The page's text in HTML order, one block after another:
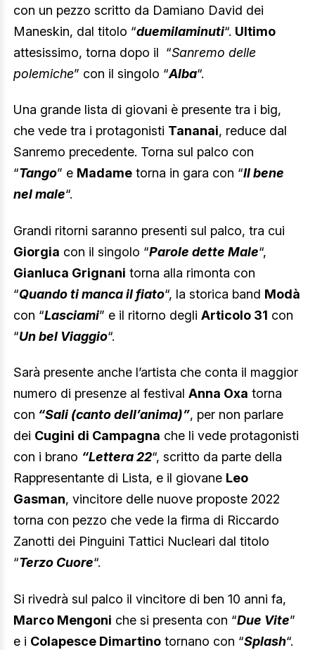
con un pezzo scritto da Damiano David dei
Maneskin, dal titolo “duemilaminuti“. Ultimo
attesissimo, torna dopo il “Sanremo delle
polemiche” con il singolo “Alba“.
Una grande lista di giovani è presente tra i big,
che vede tra i protagonisti Tananai, reduce dal
Sanremo precedente. Torna sul palco con
“Tango” e Madame torna in gara con “Il bene
nel male“.
Grandi ritorni saranno presenti sul palco, tra cui
Giorgia con il singolo “Parole dette Male“,
Gianluca Grignani torna alla rimonta con
“Quando ti manca il fiato“, la storica band Modà
con “Lasciami” e il ritorno degli Articolo 31 con
“Un bel Viaggio“.
Sarà presente anche l’artista che conta il maggior
numero di presenze al festival Anna Oxa torna
con “Sali (canto dell’anima)”, per non parlare
dei Cugini di Campagna che li vede protagonisti
con i brano “Lettera 22“, scritto da parte della
Rappresentante di Lista, e il giovane Leo
Gasman, vincitore delle nuove proposte 2022
torna con pezzo che vede la firma di Riccardo
Zanotti dei Pinguini Tattici Nucleari dal titolo
“Terzo Cuore“.
Si rivedrà sul palco il vincitore di ben 10 anni fa,
Marco Mengoni che si presenta con “Due Vite”
e i Colapesce Dimartino tornano con “Splash“.